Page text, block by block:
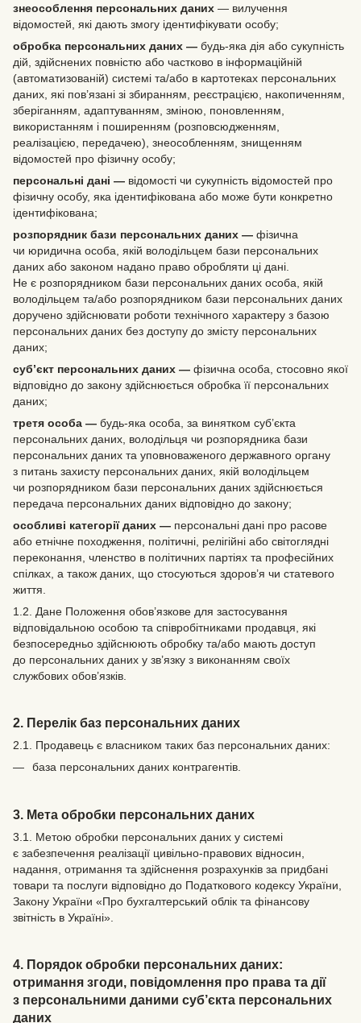
знеособлення персональних даних — вилучення
відомостей, які дають змогу ідентифікувати особу;
обробка персональних даних — будь-яка дія або сукупність
дій, здійснених повністю або частково в інформаційній
(автоматизованій) системі та/або в картотеках персональних
даних, які пов’язані зі збиранням, реєстрацією, накопиченням,
зберіганням, адаптуванням, зміною, поновленням,
використанням і поширенням (розповсюдженням,
реалізацією, передачею), знеособленням, знищенням
відомостей про фізичну особу;
персональні дані — відомості чи сукупність відомостей про
фізичну особу, яка ідентифікована або може бути конкретно
ідентифікована;
розпорядник бази персональних даних — фізична
чи юридична особа, якій володільцем бази персональних
даних або законом надано право обробляти ці дані.
Не є розпорядником бази персональних даних особа, якій
володільцем та/або розпорядником бази персональних даних
доручено здійснювати роботи технічного характеру з базою
персональних даних без доступу до змісту персональних
даних;
суб’єкт персональних даних — фізична особа, стосовно якої
відповідно до закону здійснюється обробка її персональних
даних;
третя особа — будь-яка особа, за винятком суб’єкта
персональних даних, володільця чи розпорядника бази
персональних даних та уповноваженого державного органу
з питань захисту персональних даних, якій володільцем
чи розпорядником бази персональних даних здійснюється
передача персональних даних відповідно до закону;
особливі категорії даних — персональні дані про расове
або етнічне походження, політичні, релігійні або світоглядні
переконання, членство в політичних партіях та професійних
спілках, а також даних, що стосуються здоров’я чи статевого
життя.
1.2. Дане Положення обов’язкове для застосування
відповідальною особою та співробітниками продавця, які
безпосередньо здійснюють обробку та/або мають доступ
до персональних даних у зв’язку з виконанням своїх
службових обов’язків.
2. Перелік баз персональних даних
2.1. Продавець є власником таких баз персональних даних:
база персональних даних контрагентів.
3. Мета обробки персональних даних
3.1. Метою обробки персональних даних у системі
є забезпечення реалізації цивільно-правових відносин,
надання, отримання та здійснення розрахунків за придбані
товари та послуги відповідно до Податкового кодексу України,
Закону України «Про бухгалтерський облік та фінансову
звітність в Україні».
4. Порядок обробки персональних даних:
отримання згоди, повідомлення про права та дії
з персональними даними суб’єкта персональних
даних